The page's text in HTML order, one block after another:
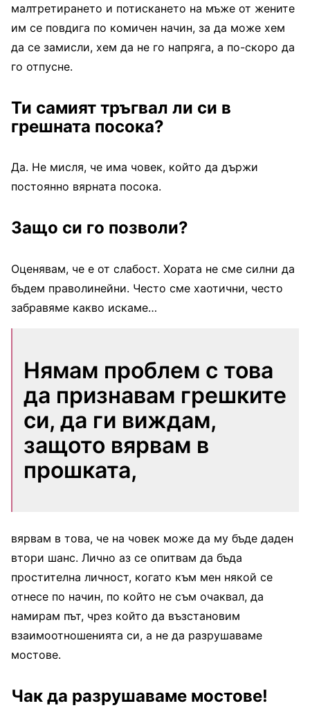
малтретирането и потискането на мъже от жените
им се повдига по комичен начин, за да може хем
да се замисли, хем да не го напряга, а по-скоро да
го отпусне.
Ти самият тръгвал ли си в
грешната посока?
Да. Не мисля, че има човек, който да държи
постоянно вярната посока.
Защо си го позволи?
Оценявам, че е от слабост. Хората не сме силни да
бъдем праволинейни. Често сме хаотични, често
забравяме какво искаме…
Нямам проблем с това
да признавам грешките
си, да ги виждам,
защото вярвам в
прошката,
вярвам в това, че на човек може да му бъде даден
втори шанс. Лично аз се опитвам да бъда
простителна личност, когато към мен някой се
отнесе по начин, по който не съм очаквал, да
намирам път, чрез който да възстановим
взаимоотношенията си, а не да разрушаваме
мостове.
Чак да разрушаваме мостове!